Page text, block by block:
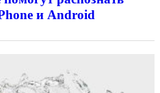
и Android